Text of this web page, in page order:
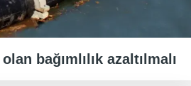
bağımlılık azaltılmalı